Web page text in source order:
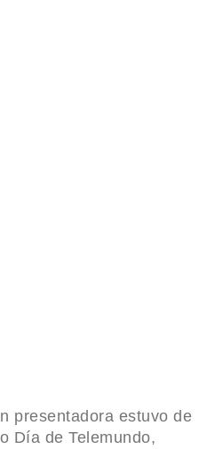
presentadora estuvo de
Día de Telemundo,